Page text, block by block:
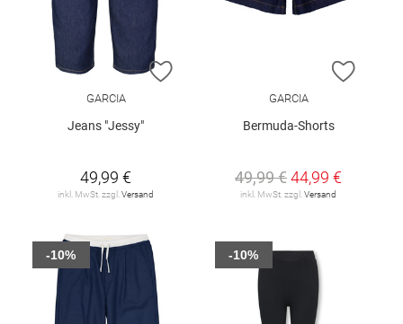
ZUR WUNSCHLISTE HINZUFÜGEN
GARCIA
Jeans "Jessy"
49,99 €
inkl. MwSt. zzgl. Versand
ZUR
GARCIA
Bermuda-Shorts
49,99 €44,99 €
inkl. MwSt. zzgl. Versand
-10% -10%